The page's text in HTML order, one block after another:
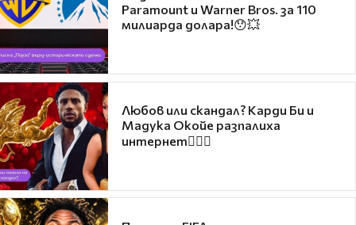
Paramount и Warner Bros. за 110
милиарда долара!😯💥
Любов или скандал? Карди Би и
Мадука Окойе разпалиха
интернет❤️‍🔥🔥